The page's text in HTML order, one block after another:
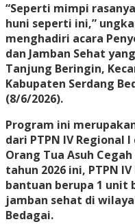
“Seperti mimpi
huni seperti ini,”
menghadiri acara
dan Jamban Sehat
Tanjung Beringin,
Kabupaten Serdang
(8/6/2026).
Program ini
dari PTPN IV Regional
Orang Tua Asuh
tahun 2026 ini, PTPN
bantuan berupa 1 unit
jamban sehat di
Bedagai.